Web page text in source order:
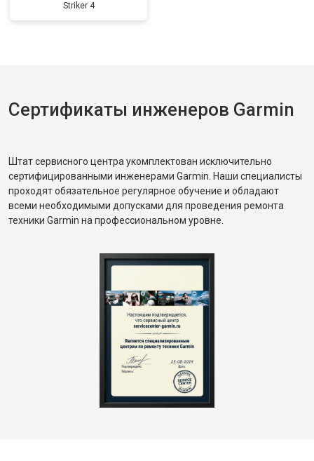
Striker 4
Сертификаты инженеров Garmin
Штат сервисного центра укомплектован исключительно
сертифицированными инженерами Garmin. Наши специалисты
проходят обязательное регулярное обучение и обладают
всеми необходимыми допусками для проведения ремонта
техники Garmin на профессиональном уровне.